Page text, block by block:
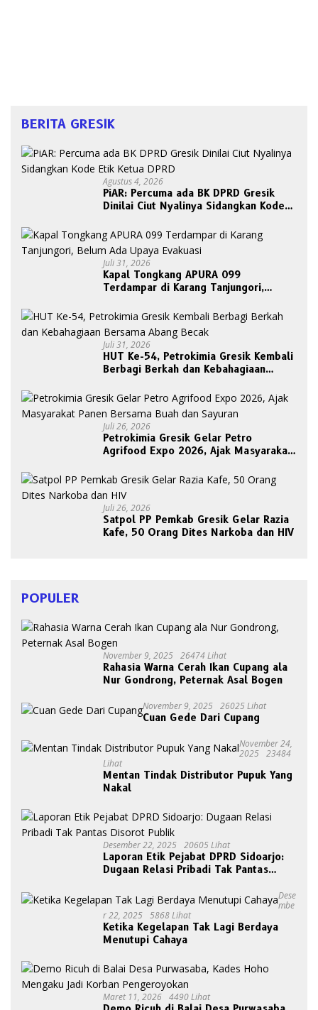
BERITA GRESIK
Agustus 4, 2026
PiAR: Percuma ada BK DPRD Gresik
Dinilai Ciut Nyalinya Sidangkan Kode
Juli 31, 2026
Kapal Tongkang APURA 099
Terdampar di Karang Tanjungori,
Juli 31, 2026
HUT Ke-54, Petrokimia Gresik Kembali
Berbagi Berkah dan Kebahagiaan
Juli 26, 2026
Petrokimia Gresik Gelar Petro
Agrifood Expo 2026, Ajak Masyarakat
Juli 26, 2026
Satpol PP Pemkab Gresik Gelar Razia
Kafe, 50 Orang Dites Narkoba dan HIV
POPULER
November 9, 2025 26474 Lihat
Rahasia Warna Cerah Ikan Cupang ala
Nur Gondrong, Peternak Asal Bogen
November 9, 2025 26025 Lihat
Cuan Gede Dari Cupang
November 24,
2025 23484
Lihat
Mentan Tindak Distributor Pupuk Yang
Nakal
Desember 22, 2025 20605 Lihat
Laporan Etik Pejabat DPRD Sidoarjo:
Dugaan Relasi Pribadi Tak Pantas
Dese
Mbe
R 22, 2025 5868 Lihat
Ketika Kegelapan Tak Lagi Berdaya
Menutupi Cahaya
Maret 11, 2026 4490 Lihat